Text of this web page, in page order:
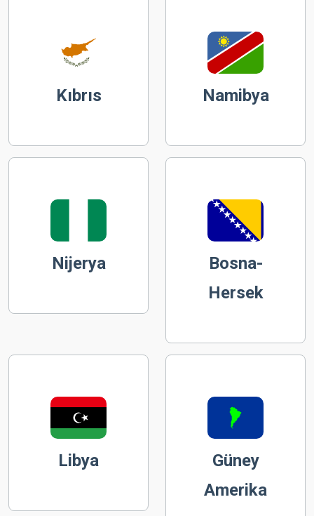
Kıbrıs Namibya
Nijerya
Bosna-
Hersek
Libya
Güney
Amerika